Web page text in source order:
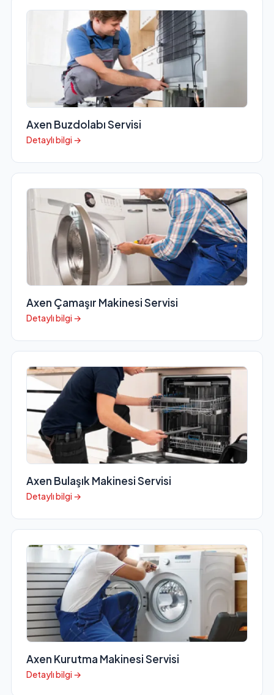
Axen Buzdolabı Servisi
Detaylı bilgi →
Axen Çamaşır Makinesi Servisi
Detaylı bilgi →
Axen Bulaşık Makinesi Servisi
Detaylı bilgi →
Axen Kurutma Makinesi Servisi
Detaylı bilgi →